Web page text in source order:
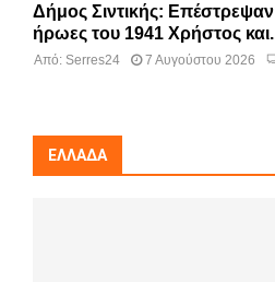
Δήμος Σιντικής:
ήρωες του 1941 Χρήστος
Από: Serres24 7 Αυγούστου 2026
ΕΛΛΆΔΑ